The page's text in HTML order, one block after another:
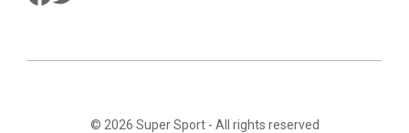
© 2026 Super Sport- All rights reserved